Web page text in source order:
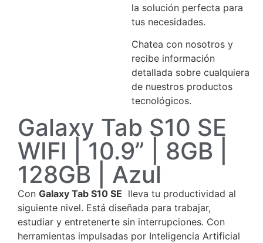
la solución perfecta para
tus necesidades.
Chatea con nosotros y
recibe información
detallada sobre cualquiera
de nuestros productos
tecnológicos.
Galaxy Tab S10 SE
WIFI | 10.9” | 8GB |
128GB | Azul
Con Galaxy Tab S10 SE lleva tu productividad al
siguiente nivel. Está diseñada para trabajar,
estudiar y entretenerte sin interrupciones. Con
herramientas impulsadas por Inteligencia Artificial